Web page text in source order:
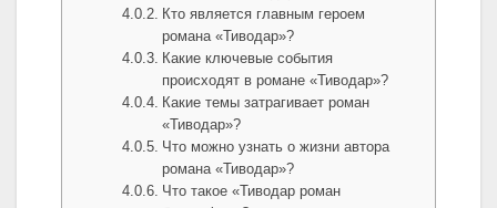
Кто является главным героем
романа «Тиводар»?
Какие ключевые события
происходят в романе «Тиводар»?
Какие темы затрагивает роман
«Тиводар»?
Что можно узнать о жизни автора
романа «Тиводар»?
Что такое «Тиводар роман